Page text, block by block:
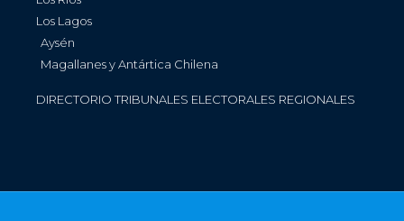
Los Lagos
Aysén
Magallanes y Antártica Chilena
DIRECTORIO TRIBUNALES ELECTORALES REGIONALES